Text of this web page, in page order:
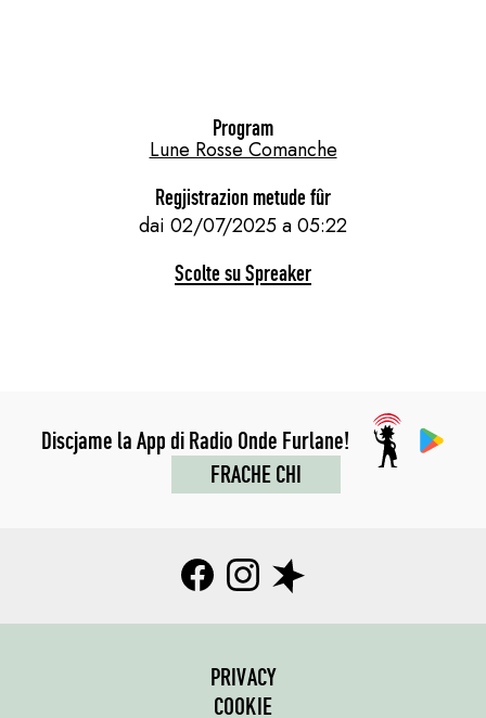
Program
Lune Rosse Comanche
Regjistrazion metude fûr
dai 02/07/2025 a 05:22
Scolte su Spreaker
Discjame la App di Radio Onde Furlane!
FRACHE CHI
PRIVACY
COOKIE